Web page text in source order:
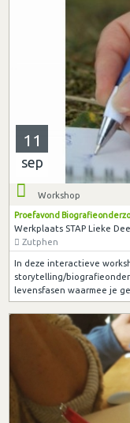
11
sep
Workshop
Proefavond
Werkplaats STAP Lieke
Zutphen
In deze interactieve
storytelling/
levensfasen waarmee je